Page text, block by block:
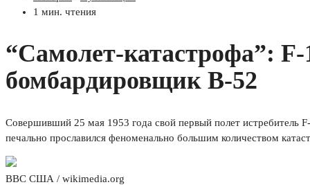
1 мин. чтения
“Самолет-катастрофа”:
бомбардировщик B-52
Совершивший 25 мая 1953 года свой первый полет истребитель
печально прославился феноменально большим количеством
ВВС США / wikimedia.org